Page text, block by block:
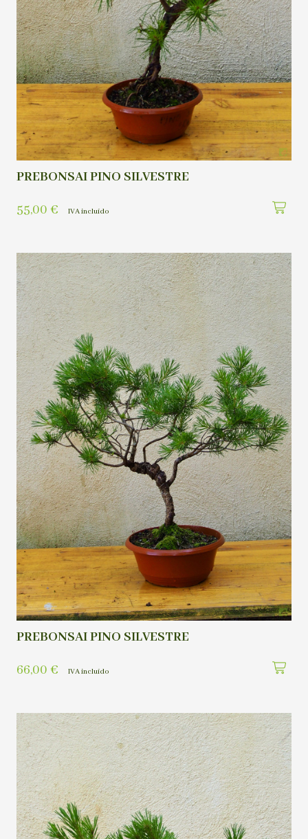
PREBONSAI PINO SILVESTRE
55,00 € IVA incluído
PREBONSAI PINO SILVESTRE
66,00 € IVA incluído